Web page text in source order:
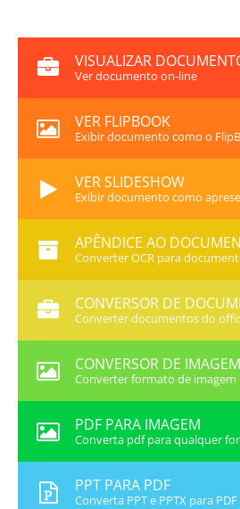
VISUALIZAR
Ver documento on-line
VER FLIPBOOK
Exibir documento como o
VER SLIDESHOW
Exibir documento como
APÊNDICE AO
Converter OCR para
CONVERSOR DE
Converter documentos do
CONVERSOR DE IMAGEM
Converter formato de imagem
PDF PARA IMAGEM
Converta pdf para qualquer
PPT PARA PDF
Converta PPT e PPTX para PDF